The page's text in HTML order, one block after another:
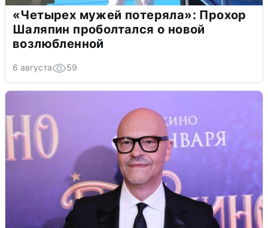
«Четырех мужей потеряла»: Прохор
Шаляпин проболтался о новой
возлюбленной
6 августа 59